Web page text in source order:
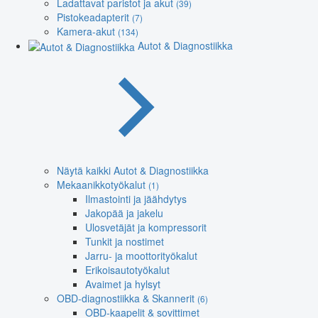
(39)
Pistokeadapterit (7)
Kamera-akut (134)
Autot & Diagnostiikka
Näytä kaikki Autot & Diagnostiikka
Mekaanikkotyökalut (1)
Ilmastointi ja jäähdytys
Jakopää ja jakelu
Ulosvetäjät ja kompressorit
Tunkit ja nostimet
Jarru- ja moottorityökalut
Erikoisautotyökalut
Avaimet ja hylsyt
OBD-diagnostiikka & Skannerit (6)
OBD-kaapelit & sovittimet